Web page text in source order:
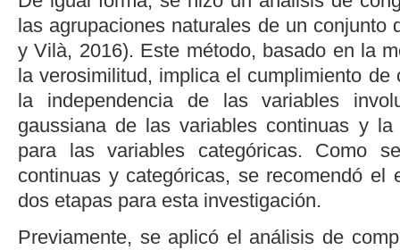
las agrupaciones naturales de un conjunto
y Vilà, 2016). Este método, basado en la
la verosimilitud, implica el cumplimiento de
la independencia de las variables
gaussiana de las variables continuas y la
para las variables categóricas. Como
continuas y categóricas, se recomendó el
dos etapas para esta investigación.
Previamente, se aplicó el análisis de